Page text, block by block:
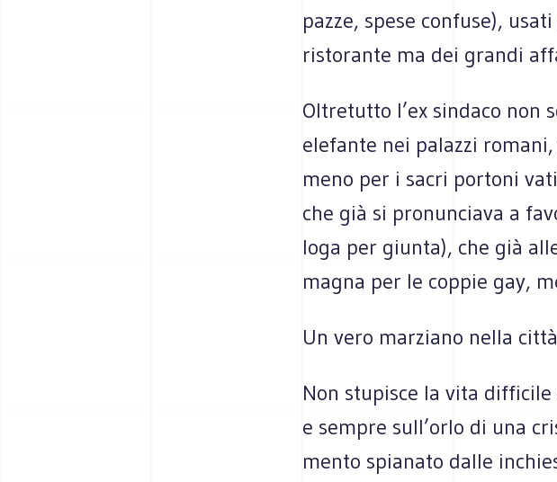
pazze, spese con­fuse),
risto­rante ma dei grandi
Oltre­tutto l’ex sin­daco non
ele­fante nei palazzi
meno per i sacri por­toni
che già si pro­nun­ciava a
loga per giunta), che già
magna per le cop­pie gay,
Un vero mar­ziano nella
Non stu­pi­sce la vita
e sem­pre sull’orlo di una
mento spia­nato dalle